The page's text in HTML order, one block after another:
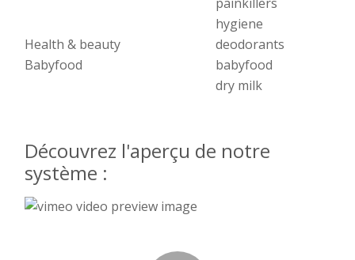
hygiene
Health & beauty
deodorants
Babyfood
babyfood
dry milk
Découvrez l'aperçu de notre
système :